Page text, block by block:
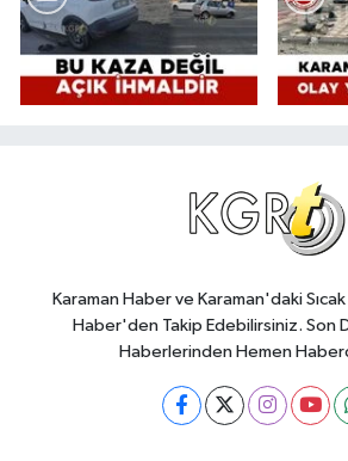
Karaman Haber ve Karaman'daki
Haber'den Takip Edebilirsiniz. Son
Haberlerinden Hemen